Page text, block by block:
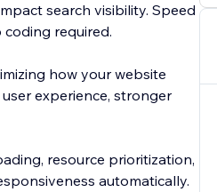
search visibility. Speed
required.
how your website
experience, stronger
resource prioritization,
automatically.